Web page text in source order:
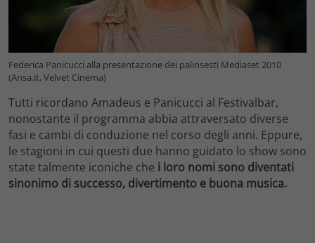
Federica Panicucci alla presentazione dei palinsesti Mediaset 2010
(Ansa.it, Velvet Cinema)
Tutti ricordano Amadeus e Panicucci al Festivalbar,
nonostante il programma abbia attraversato diverse
fasi e cambi di conduzione nel corso degli anni. Eppure,
le stagioni in cui questi due hanno guidato lo show sono
state talmente iconiche che i loro nomi sono diventati
sinonimo di successo, divertimento e buona musica.